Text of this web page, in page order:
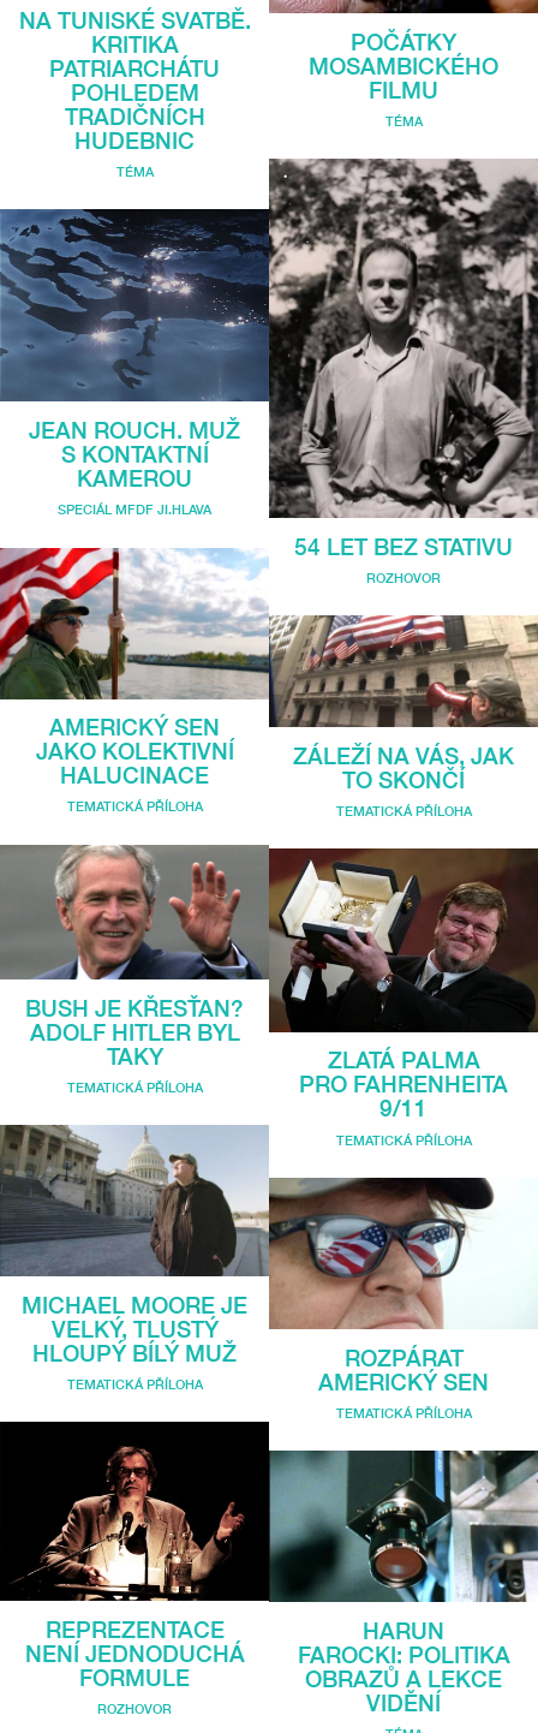
NA TUNISKÉ SVATBĚ.
KRITIKA
PATRIARCHÁTU
POHLEDEM
TRADIČNÍCH
HUDEBNIC
TÉMA
JEAN ROUCH. MUŽ
S KONTAKTNÍ
KAMEROU
SPECIÁL MFDF JI.HLAVA
AMERICKÝ SEN
JAKO KOLEKTIVNÍ
HALUCINACE
TEMATICKÁ PŘÍLOHA
BUSH JE KŘESŤAN?
ADOLF HITLER BYL
TAKY
TEMATICKÁ PŘÍLOHA
MICHAEL MOORE JE
VELKÝ, TLUSTÝ
HLOUPÝ BÍLÝ MUŽ
TEMATICKÁ PŘÍLOHA
REPREZENTACE
NENÍ JEDNODUCHÁ
FORMULE
ROZHOVOR
POČÁTKY
MOSAMBICKÉHO
FILMU
TÉMA
54 LET BEZ STATIVU
ROZHOVOR
ZÁLEŽÍ NA VÁS, JAK
TO SKONČÍ
TEMATICKÁ PŘÍLOHA
ZLATÁ PALMA
PRO FAHRENHEITA
9/11
TEMATICKÁ PŘÍLOHA
ROZPÁRAT
AMERICKÝ SEN
TEMATICKÁ PŘÍLOHA
HARUN
FAROCKI: POLITIKA
OBRAZŮ A LEKCE
VIDĚNÍ